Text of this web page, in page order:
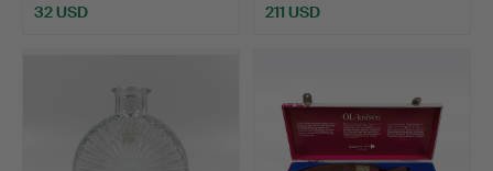
32 USD 211 USD